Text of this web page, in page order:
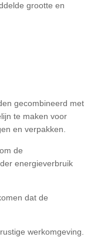
grootte en
gecombineerd met
te maken voor
en verpakken.
de
energieverbruik
dat de
werkomgeving.